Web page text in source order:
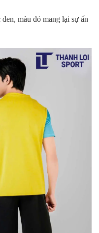
màu đỏ mang lại sự ấn